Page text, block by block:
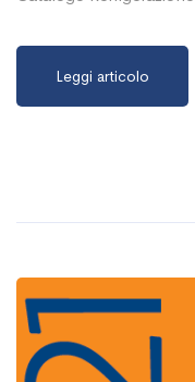
Leggi articolo